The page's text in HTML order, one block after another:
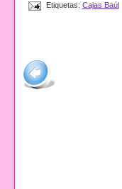
Etiquetas: Cajas Baúl